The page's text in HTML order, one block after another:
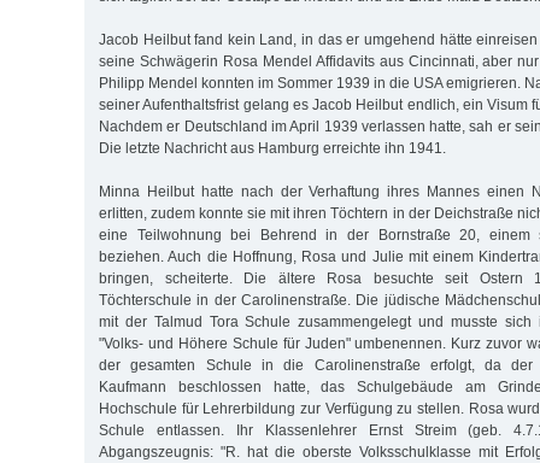
Jacob Heilbut fand kein Land, in das er umgehend hätte
seine Schwägerin Rosa Mendel Affidavits aus Cincinnati, aber
Philipp Mendel konnten im Sommer 1939 in die USA emigrieren.
seiner Aufenthaltsfrist gelang es Jacob Heilbut endlich, ein Visum
Nachdem er Deutschland im April 1939 verlassen hatte, sah er
Die letzte Nachricht aus Hamburg erreichte ihn 1941.
Minna Heilbut hatte nach der Verhaftung ihres Mannes einen
erlitten, zudem konnte sie mit ihren Töchtern in der Deichstraße
eine Teilwohnung bei Behrend in der Bornstraße 20, einem
beziehen. Auch die Hoffnung, Rosa und Julie mit einem
bringen, scheiterte. Die ältere Rosa besuchte seit Ostern
Töchterschule in der Carolinenstraße. Die jüdische
mit der Talmud Tora Schule zusammengelegt und musste
"Volks- und Höhere Schule für Juden" umbenennen. Kurz zuvor
der gesamten Schule in die Carolinenstraße erfolgt, da der
Kaufmann beschlossen hatte, das Schulgebäude am
Hochschule für Lehrerbildung zur Verfügung zu stellen. Rosa
Schule entlassen. Ihr Klassenlehrer Ernst Streim (geb.
Abgangszeugnis: "R. hat die oberste Volksschulklasse mit